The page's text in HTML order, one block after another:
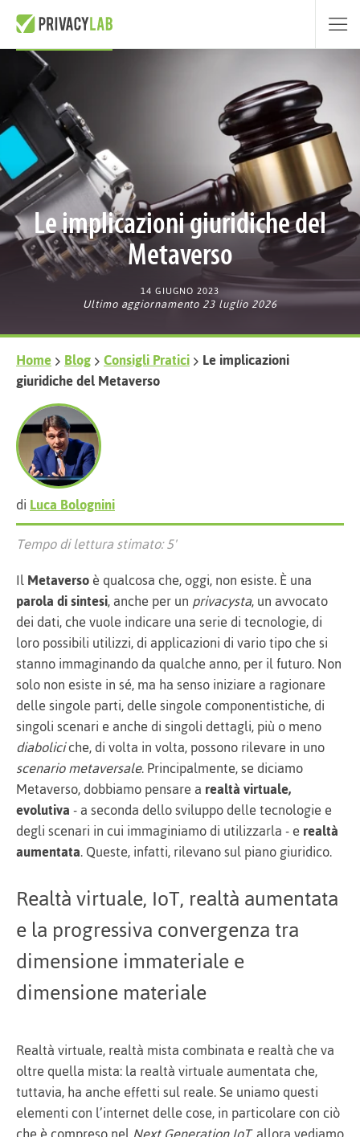
Le implicazioni giuridiche del
Metaverso
14 GIUGNO 2023
Ultimo aggiornamento 23 luglio 2026
Home Blog Consigli Pratici Le implicazioni
giuridiche del Metaverso
diLuca Bolognini
Tempo di lettura stimato: 5'
IlMetaversoè qualcosa che, oggi, non esiste. È una
parola di sintesi, anche per unprivacysta, un avvocato
dei dati, che vuole indicare una serie di tecnologie, di
loro possibili utilizzi, di applicazioni di vario tipo che si
stanno immaginando da qualche anno, per il futuro. Non
solo non esiste in sé, ma ha senso iniziare a ragionare
delle singole parti, delle singole componentistiche, di
singoli scenari e anche di singoli dettagli, più o meno
diaboliciche, di volta in volta, possono rilevare in uno
scenario metaversale. Principalmente, se diciamo
Metaverso, dobbiamo pensare arealtà virtuale,
evolutiva- a seconda dello sviluppo delle tecnologie e
degli scenari in cui immaginiamo di utilizzarla - erealtà
aumentata. Queste, infatti, rilevano sul piano giuridico.
Realtà virtuale, IoT, realtà aumentata
e la progressiva convergenza tra
dimensione immateriale e
dimensione materiale
Realtà virtuale, realtà mista combinata e realtà che va
oltre quella mista: la realtà virtuale aumentata che,
tuttavia, ha anche effetti sul reale. Se uniamo questi
elementi con l’internet delle cose, in particolare con ciò